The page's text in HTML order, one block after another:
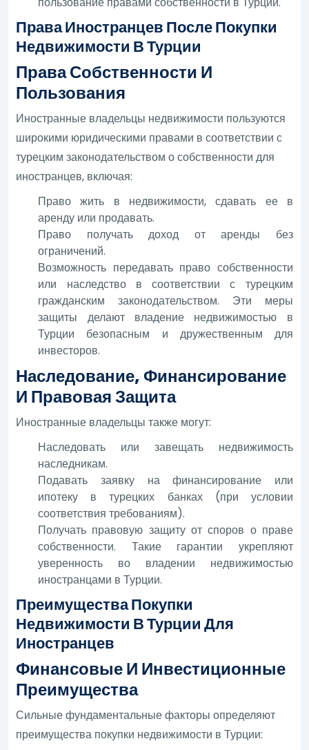
Права Иностранцев После Покупки
Недвижимости В Турции
Права Собственности И
Пользования
Иностранные владельцы недвижимости пользуются
широкими юридическими правами в соответствии с
турецким законодательством о собственности для
иностранцев, включая:
Право жить в недвижимости, сдавать ее в
аренду или продавать.
Право получать доход от аренды без
ограничений.
Возможность передавать право собственности
или наследство в соответствии с турецким
гражданским законодательством. Эти меры
защиты делают владение недвижимостью в
Турции безопасным и дружественным для
инвесторов.
Наследование, Финансирование
И Правовая Защита
Иностранные владельцы также могут:
Наследовать или завещать недвижимость
наследникам.
Подавать заявку на финансирование или
ипотеку в турецких банках (при условии
соответствия требованиям).
Получать правовую защиту от споров о праве
собственности. Такие гарантии укрепляют
уверенность во владении недвижимостью
иностранцами в Турции.
Преимущества Покупки
Недвижимости В Турции Для
Иностранцев
Финансовые И Инвестиционные
Преимущества
Сильные фундаментальные факторы определяют
преимущества покупки недвижимости в Турции: